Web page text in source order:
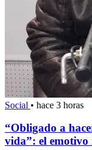
Social • hace 3 horas
“Obligado a
vida”: el emotivo